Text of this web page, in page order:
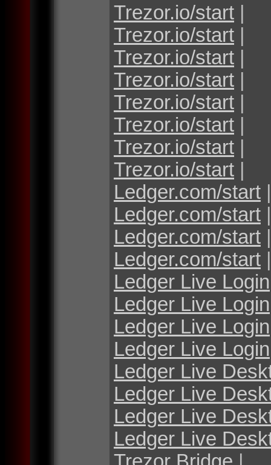
Trezor.io/start |
Trezor.io/start |
Trezor.io/start |
Trezor.io/start |
Trezor.io/start |
Trezor.io/start |
Trezor.io/start |
Trezor.io/start |
Ledger.com/start |
Ledger.com/start |
Ledger.com/start |
Ledger.com/start |
Ledger Live Login
Ledger Live Login
Ledger Live Login
Ledger Live Login
Ledger Live
Ledger Live
Ledger Live
Ledger Live